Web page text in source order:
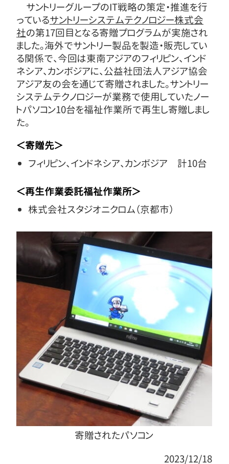
サントリーグループのIT戦略の策定・推進を行
っているサントリーシステムテクノロジー株式会
社の第17回目となる寄贈プログラムが実施され
ました。海外でサントリー製品を製造・販売してい
る関係で、今回は東南アジアのフィリピン、インド
ネシア、カンボジアに、公益社団法人アジア協会
アジア友の会を通じて寄贈されました。サントリー
システムテクノロジーが業務で使用していたノー
トパソコン10台を福祉作業所で再生し寄贈しまし
た。
＜寄贈先＞
フィリピン、インドネシア、カンボジア 計10台
＜再生作業委託福祉作業所＞
株式会社スタジオニクロム（京都市）
寄贈されたパソコン
2023/12/18